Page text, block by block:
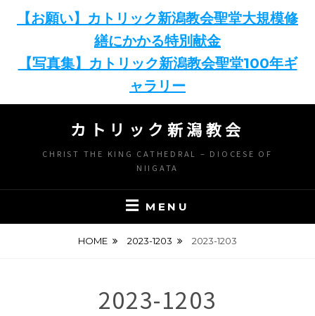
【お願い】カトリック新潟教会聖堂大規模修
繕にかかる特別献金
【写真集】カトリック新潟教会聖堂100年ギ
ャラリー
content
カトリック新潟教会
CHRIST THE KING CATHEDRAL – DIOCESE OF
NIIGATA
MENU
HOME 2023-1203 2023-1203
2023-1203